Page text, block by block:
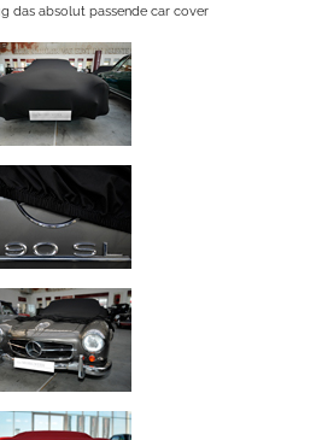
das absolut passende car cover